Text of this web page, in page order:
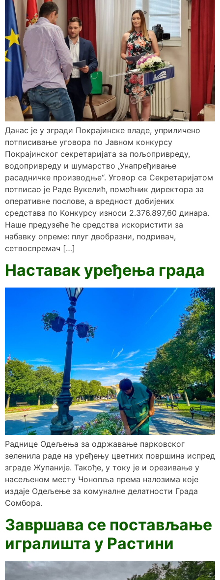
Данас је у згради Покрајинске владе, уприличено
потписивање уговора по Јавном конкурсу
Покрајинског секретаријата за пољопривреду,
водопривреду и шумарство „Унапређивање
расадничке производње“. Уговор са Секретаријатом
потписао је Раде Вукелић, помоћник директора за
оперативне послове, а вредност добијених
средстава по Kонкурсу износи 2.376.897,60 динара.
Наше предузеће ће средства искористити за
набавку опреме: плуг двобразни, подривач,
сетвоспремач […]
Наставак уређења града
Раднице Одељења за одржавање парковског
зеленила раде на уређењу цветних површина испред
зграде Жупаније. Такође, у току је и орезивање у
насељеном месту Чонопља према налозима које
издаје Одељење за комуналне делатности Града
Сомбора.
Завршава се постављање
игралишта у Растини